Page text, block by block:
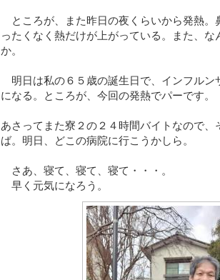
ところが、また昨日の夜くらいから発熱。
ったくなく熱だけが上がっている。また、
か。
明日は私の６５歳の誕生日で、インフルン
になる。ところが、今回の発熱でパーです。
あさってまた寮２の２４時間バイトなので
ば。明日、どこの病院に行こうかしら。
さあ、寝て、寝て、寝て・・・。
早く元気になろう。